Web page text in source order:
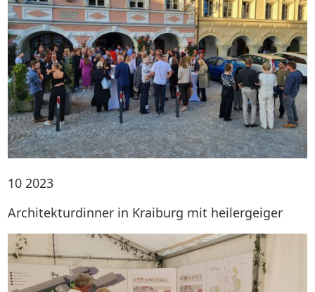
10 2023
Architekturdinner in Kraiburg mit heilergeiger